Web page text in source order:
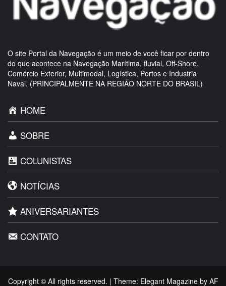
O site Portal da Navegação é um meio de você ficar por dentro
do que acontece na Navegação Marítima, fluvial, Off-Shore,
Comércio Exterior, Multimodal, Logística, Portos e Industria
Naval. (PRINCIPALMENTE NA REGIÃO NORTE DO BRASIL)
HOME
SOBRE
COLUNISTAS
NOTÍCIAS
ANIVERSARIANTES
CONTATO
Copyright © All rights reserved. | Theme: Elegant Magazineby AF